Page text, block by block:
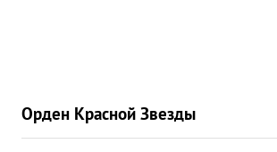
Орден Красной Звезды